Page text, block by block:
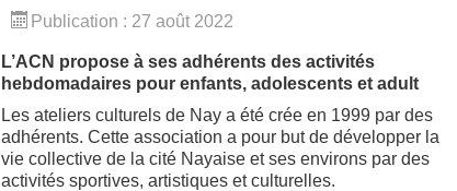
Publication : 27 août 2022
L’ACN propose à ses adhérents des activités
hebdomadaires pour enfants, adolescents et adult
Les ateliers culturels de Nay a été crée en 1999 par des
adhérents. Cette association a pour but de développer la
vie collective de la cité Nayaise et ses environs par des
activités sportives, artistiques et culturelles.